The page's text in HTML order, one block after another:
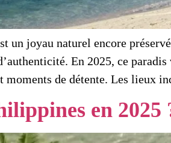
un joyau naturel encore
En 2025, ce
moments de détente. Les lieux
en 2025